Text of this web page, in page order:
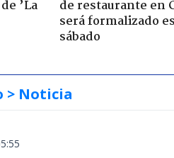
’La
de restaurante en
será formalizado
sábado
> Noticia